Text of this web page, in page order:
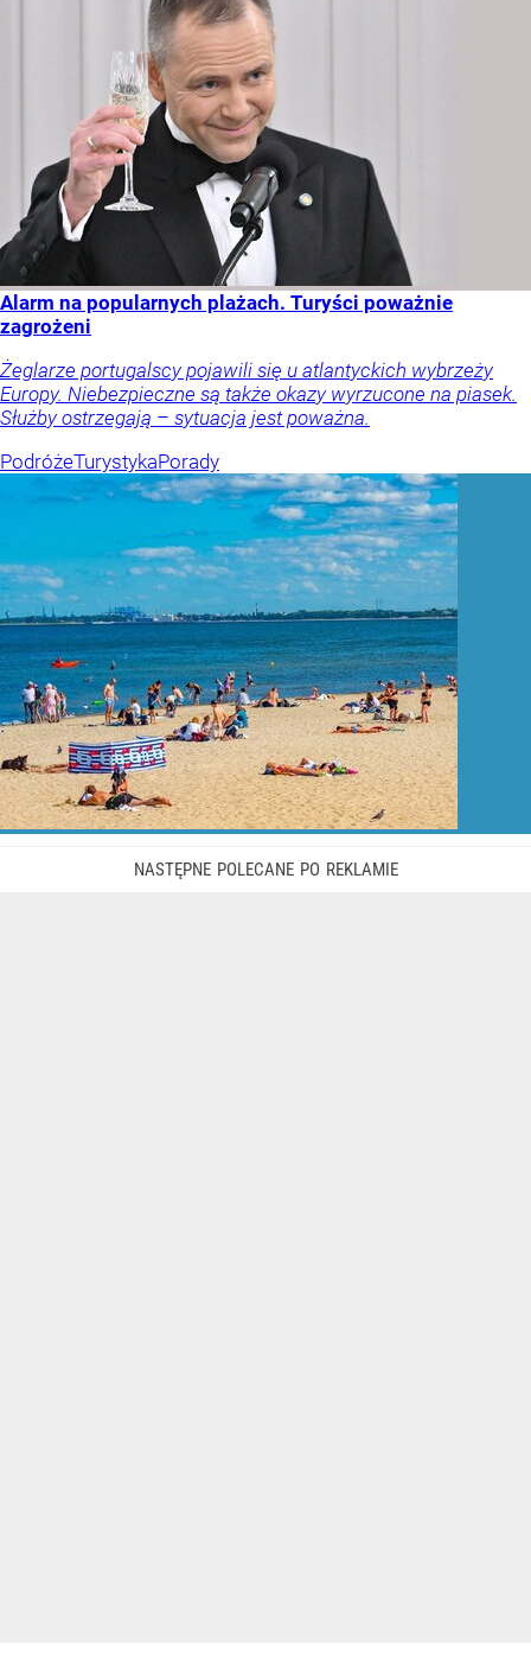
Alarm na popularnych plażach. Turyści poważnie
zagrożeni
Żeglarze portugalscy pojawili się u atlantyckich wybrzeży
Europy. Niebezpieczne są także okazy wyrzucone na piasek.
Służby ostrzegają – sytuacja jest poważna.
PodróżeTurystykaPorady